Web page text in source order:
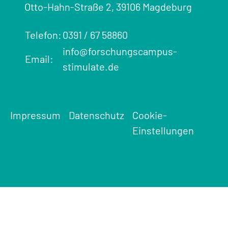
Otto-Hahn-Straße 2, 39106 Magdeburg
Telefon: 0391 / 67 58860
Email:
info@forschungscampus-
stimulate.de
Impressum Datenschutz
Cookie-
Einstellungen